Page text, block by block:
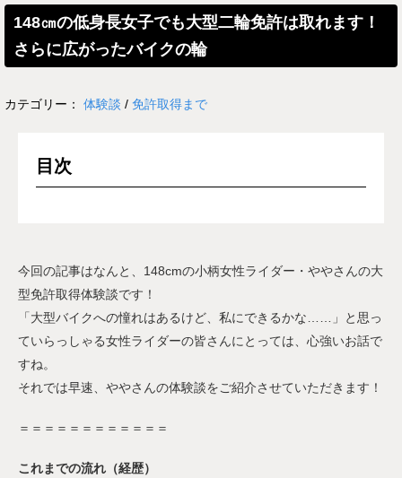
148㎝の低身長女子でも大型二輪免許は取れます！
さらに広がったバイクの輪
カテゴリー： 体験談 / 免許取得まで
目次
今回の記事はなんと、148cmの小柄女性ライダー・ややさんの大
型免許取得体験談です！
「大型バイクへの憧れはあるけど、私にできるかな……」と思っ
ていらっしゃる女性ライダーの皆さんにとっては、心強いお話で
すね。
それでは早速、ややさんの体験談をご紹介させていただきます！
＝＝＝＝＝＝＝＝＝＝＝＝
これまでの流れ（経歴）